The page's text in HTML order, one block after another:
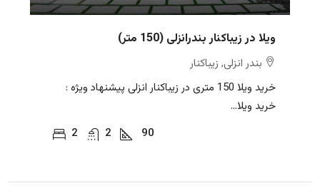
ویلا در زیباکنار بندرانزلی (150 متر)
بندر انزلی, زیباکنار
خرید ویلا 150 متری در زیباکنار انزلی پیشنهاد ویژه :
خرید ویلا...
2
2 90